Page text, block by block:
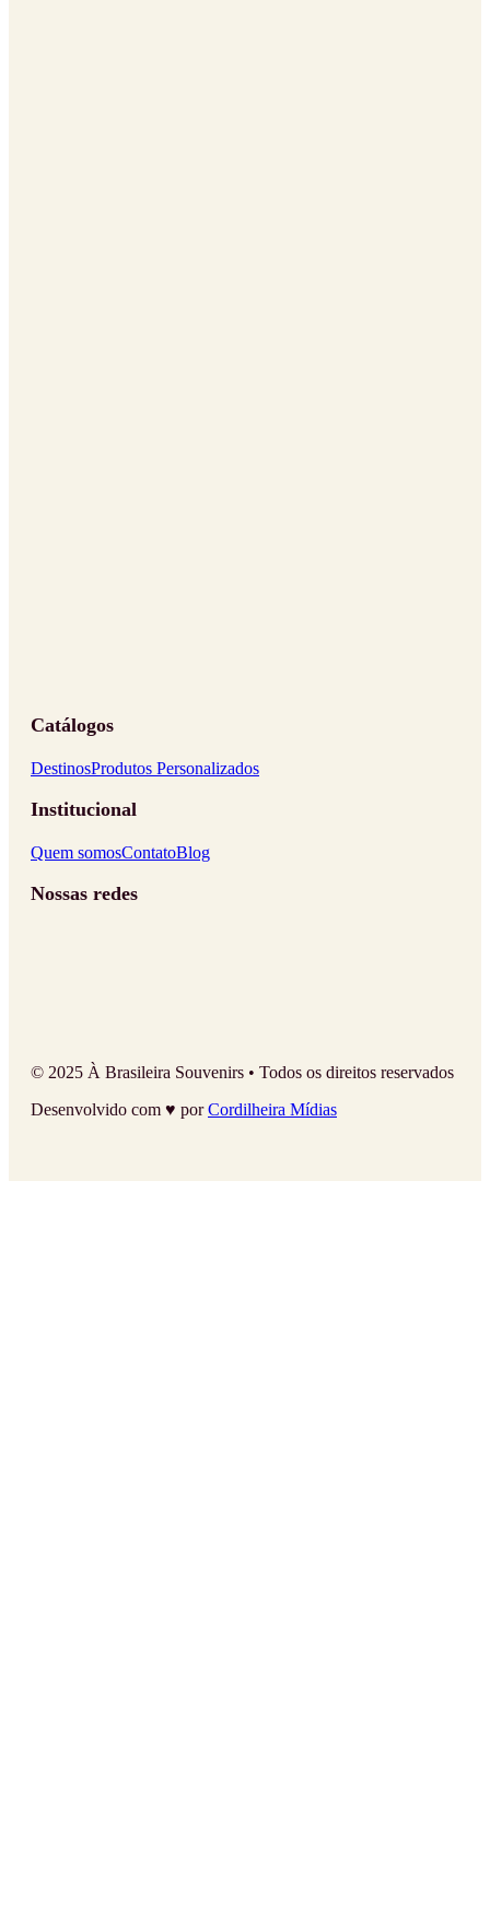
Catálogos
DestinosProdutos Personalizados
Institucional
Quem somosContatoBlog
Nossas redes
© 2025 À Brasileira Souvenirs • Todos os direitos reservados
Desenvolvido com ♥ porCordilheira Mídias